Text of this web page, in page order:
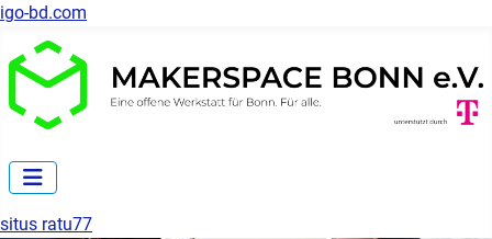
igo-bd.com
situs ratu77